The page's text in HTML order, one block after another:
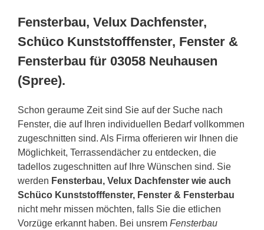
Fensterbau, Velux Dachfenster,
Schüco Kunststofffenster, Fenster &
Fensterbau für 03058 Neuhausen
(Spree).
Schon geraume Zeit sind Sie auf der Suche nach
Fenster, die auf Ihren individuellen Bedarf vollkommen
zugeschnitten sind. Als Firma offerieren wir Ihnen die
Möglichkeit, Terrassendächer zu entdecken, die
tadellos zugeschnitten auf Ihre Wünschen sind. Sie
werden Fensterbau, Velux Dachfenster wie auch
Schüco Kunststofffenster, Fenster & Fensterbau
nicht mehr missen möchten, falls Sie die etlichen
Vorzüge erkannt haben. Bei unsrem Fensterbau